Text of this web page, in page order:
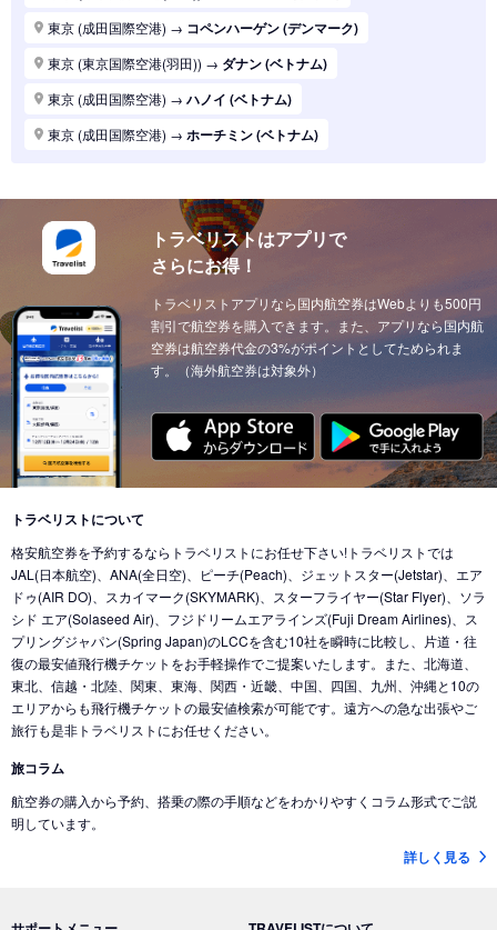
東京 (東京国際空港(羽田)) マニラ (フィリピン)
東京 (東京国際空港(羽田)) シンガポール (シンガポール)
東京 (東京国際空港(羽田)) ロンドン (イギリス(英国))
東京 (東京国際空港(羽田)) ホーチミン (ベトナム)
東京 (東京国際空港(羽田))→台北 (台湾)
東京 (東京国際空港(羽田))→広州 (中国)
東京 (東京国際空港(羽田))→北京 (中国)
東京 (東京国際空港(羽田)) → サンフランシスコ (アメリカ)
東京 (東京国際空港(羽田))→ニューヨーク (アメリカ)
東京 (東京国際空港(羽田))→クアラルンプール (マレーシア)
東京 (東京国際空港(羽田))→ウィーン (オーストリア)
東京 (東京国際空港(羽田))→バンクーバー (カナダ)
東京 (東京国際空港(羽田)) → シカゴ (アメリカ)
東京 (東京国際空港(羽田))
東京 (東京国際空港(羽田))→ ロサンゼルス (アメリカ)
東京 (東京国際空港(羽田))→ ミネアポリス (アメリカ)
東京 (東京国際空港(羽田))→ トロント (カナダ)
東京 (東京国際空港(羽田))→コナ-ハワイ島 (ハワイ)
東京 (成田国際空港) → コペンハーゲン (デンマーク)
東京 (東京国際空港(羽田)) → ダナン (ベトナム)
東京 (成田国際空港) → ハノイ (ベトナム)
東京 (成田国際空港) → ホーチミン (ベトナム)
東京 (東京国際空港(羽田))→ドーハ (カタール)
東京 (成田国際空港) →ドーハ (カタール)
東京 (成田国際空港) →アブダビ (アラブ首長国)
東京 (成田国際空港)→イスタンブール (トルコ)
東京 (成田国際空港)→ウィーン (オーストリア)
東京 (成田国際空港) チューリッヒ (スイス)
東京 (成田国際空港)→カイロ（エジプト） (エジプト)
東京 (成田国際空港) →北京 (中国) 東京 (成田国際空港)→香港 (香港)
東京 (成田国際空港)→デリー (インド)
東京 (東京国際空港(羽田))
東京 (成田国際空港) → ドバイ (アラブ首長国)
東京 (東京国際空港(羽田))→ジャカルタ (インドネシア)
東京 (成田国際空港) → バリ島 (インドネシア)
東京 (成田国際空港) →ナンディ（フィジー） (フィジー)
東京 (成田国際空港) →クアラルンプール (マレーシア)
東京 (成田国際空港)→コタキナバル (マレーシア)
東京 (東京国際空港(羽田))
東京 (成田国際空港)→ヌメア (ニューカレドニア)
トラベリストはアプリで
さらにお得！
トラベリストアプリなら国内航空券はWebよりも500円
割引で航空券を購入できます。また、アプリなら国内航
空券は航空券代金の3%がポイントとしてためられま
す。（海外航空券は対象外）
トラベリストについて
格安航空券を予約するならトラベリストにお任せ下さい!トラベリストでは
JAL(日本航空)、ANA(全日空)、ピーチ(Peach)、ジェットスター(Jetstar)、エア
ドゥ(AIR DO)、スカイマーク(SKYMARK)、スターフライヤー(Star Flyer)、ソラ
シド エア(Solaseed Air)、フジドリームエアラインズ(Fuji Dream Airlines)、ス
プリングジャパン(Spring Japan)のLCCを含む10社を瞬時に比較し、片道・往
復の最安値飛行機チケットをお手軽操作でご提案いたします。また、北海道、
東北、信越・北陸、関東、東海、関西・近畿、中国、四国、九州、沖縄と10の
エリアからも飛行機チケットの最安値検索が可能です。遠方への急な出張やご
旅行も是非トラベリストにお任せください。
旅コラム
航空券の購入から予約、搭乗の際の手順などをわかりやすくコラム形式でご説
明しています。
詳しく見る